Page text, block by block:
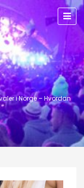
i Norge – Hvordan